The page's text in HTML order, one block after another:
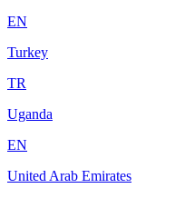
EN
Turkey
TR
Uganda
EN
United Arab Emirates